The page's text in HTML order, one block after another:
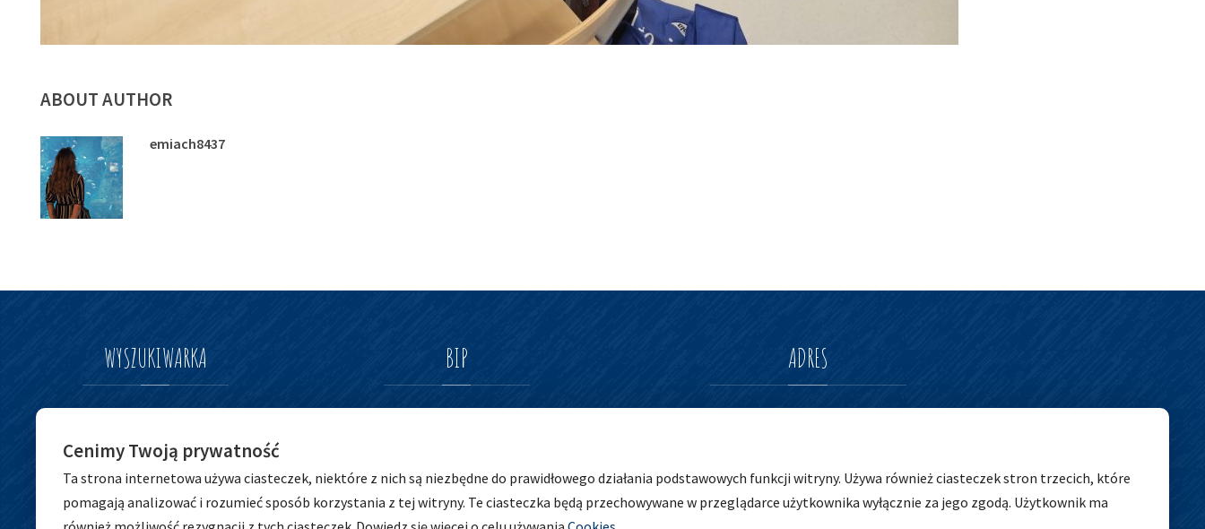
ABOUT AUTHOR
emiach8437
WYSZUKIWARKA
dla:
Szukaj
BIP ADRES
51-004 Wrocław
tel. 71 798 44 28
Cenimy Twoją prywatność
Ta strona internetowa używa ciasteczek, niektóre z nich są niezbędne do prawidłowego działania podstawowych funkcji witryny. Używa również ciasteczek stron trzecich, które
pomagają analizować i rozumieć sposób korzystania z tej witryny. Te ciasteczka będą przechowywane w przeglądarce użytkownika wyłącznie za jego zgodą. Użytkownik ma